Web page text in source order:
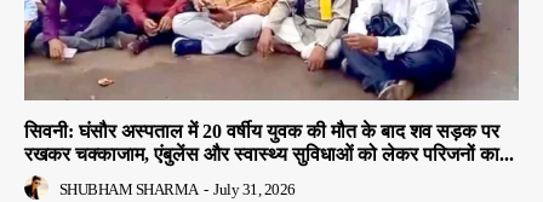
सिवनी: घंसौर अस्पताल में 20 वर्षीय युवक की मौत के बाद शव सड़क पर
रखकर चक्काजाम, एंबुलेंस और स्वास्थ्य सुविधाओं को लेकर परिजनों का...
SHUBHAM SHARMA - July 31, 2026